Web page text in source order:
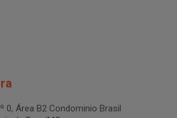
0, Área B2 Condominio Brasil